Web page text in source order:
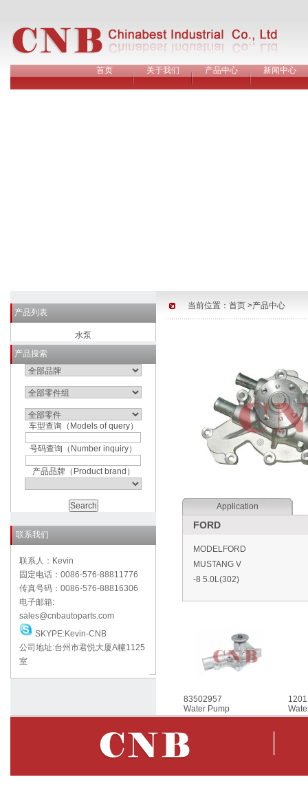
首页 关于我们 产品中心 新闻中心
产品列表
水泵
产品搜索
车型查询（Models of query）
号码查询（Number inquiry）
产品品牌（Product brand）
联系我们
联系人：Kevin
固定电话：0086-576-88811776
传真号码：0086-576-88816306
电子邮箱:
sales@cnbautoparts.com
SKYPE:Kevin-CNB
公司地址:台州市君悦大厦A幢1125
室
当前位置： 首页 >产品中心
Application
FORD
MODELFORD
MUSTANG V
-8 5.0L(302)
83502957
Water Pump